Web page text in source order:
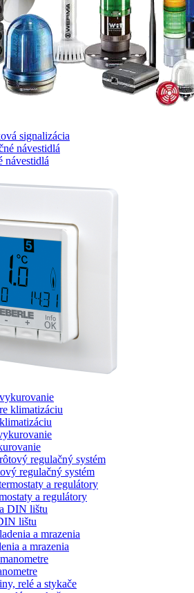
signalizácia
návestidlá
regulačný systém
a regulátory
lištu
a mrazenia